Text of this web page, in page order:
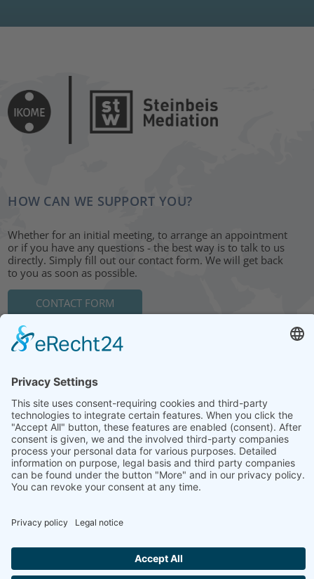
HOW CAN WE SUPPORT YOU?
Whether for an initial meeting, to arrange an appointment
or if you have any questions - the best way is to talk to us
directly. Simply fill out our contact form. We will get back
to you as soon as possible.
CONTACT FORM
Hohe Straße 11
04107 Leipzig
Tel.: +49 341 22 54 13 50
info@steinbeis-mediation.com
© 2026 Copyrights - Steinbeis Advisory Center for Business
Mediation
Home
Imprint Data protection
Conditions
Training and further education offers